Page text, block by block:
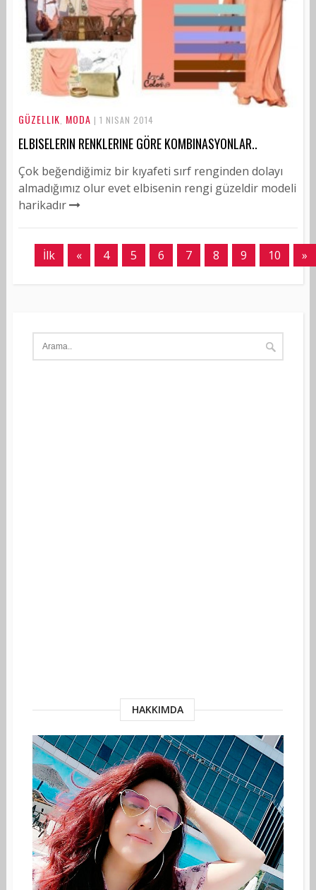
GÜZELLIK MODA | 1 NISAN 2014
ELBISELERIN RENKLERINE GÖRE KOMBINASYONLAR..
Çok beğendiğimiz bir kıyafeti sırf renginden dolayı
almadığımız olur evet elbisenin rengi güzeldir modeli
harikadır
İlk « 4 5 6 7 8 9 10 »
HAKKIMDA